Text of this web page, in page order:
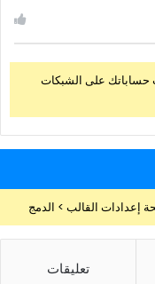
حساباتك على الشبكات
تعليقات